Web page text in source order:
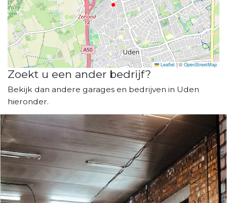
Leaflet | © OpenStreetMap
Zoekt u een ander bedrijf?
Bekijk dan andere garages en bedrijven in Uden
hieronder.